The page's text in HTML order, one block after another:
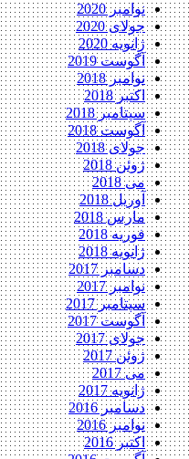
نوامبر 2020
جولای 2020
ژانویه 2020
آگوست 2019
نوامبر 2018
اکتبر 2018
سپتامبر 2018
آگوست 2018
جولای 2018
ژوئن 2018
می 2018
آوریل 2018
مارس 2018
فوریه 2018
ژانویه 2018
دسامبر 2017
نوامبر 2017
سپتامبر 2017
آگوست 2017
جولای 2017
ژوئن 2017
می 2017
ژانویه 2017
دسامبر 2016
نوامبر 2016
اکتبر 2016